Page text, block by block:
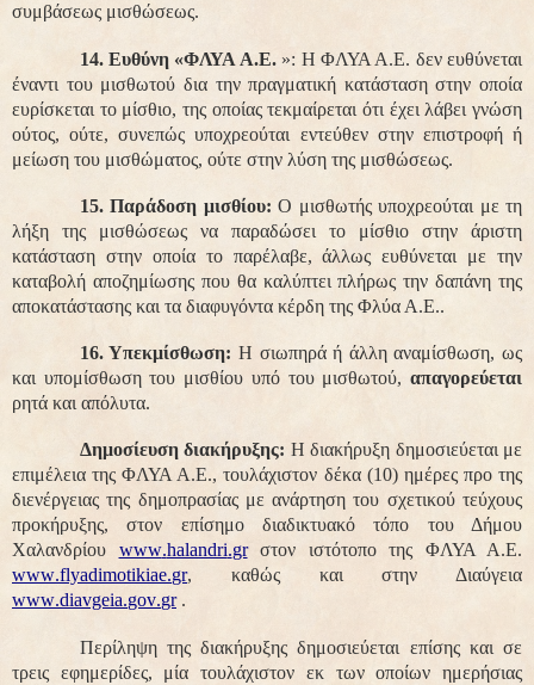
συμβάσεως μισθώσεως.
14. Ευθύνη «ΦΛΥΑ Α.Ε. »: Η ΦΛΥΑ Α.Ε. δεν ευθύνεται
έναντι του μισθωτού δια την πραγματική κατάσταση στην οποία
ευρίσκεται το μίσθιο, της οποίας τεκμαίρεται ότι έχει λάβει γνώση
ούτος, ούτε, συνεπώς υποχρεούται εντεύθεν στην επιστροφή ή
μείωση του μισθώματος, ούτε στην λύση της μισθώσεως.
15. Παράδοση μισθίου:Ο μισθωτής υποχρεούται με τη
λήξη της μισθώσεως να παραδώσει το μίσθιο στην άριστη
κατάσταση στην οποία το παρέλαβε,άλλως ευθύνεται με την
καταβολή αποζημίωσης που θα καλύπτει πλήρως την δαπάνη της
αποκατάστασης και τα διαφυγόντα κέρδη της Φλύα Α.Ε..
16. Υπεκμίσθωση: Η σιωπηρά ή άλλη αναμίσθωση, ως
και υπομίσθωση του μισθίου υπό του μισθωτού, απαγορεύεται
ρητά και απόλυτα.
Δημοσίευση διακήρυξης: Η διακήρυξη δημοσιεύεται με
επιμέλεια της ΦΛΥΑ Α.Ε., τουλάχιστον δέκα (10) ημέρες προ της
διενέργειας της δημοπρασίας με ανάρτηση του σχετικού τεύχους
προκήρυξης, στον επίσημο διαδικτυακό τόπο του Δήμου
Χαλανδρίου www.halandri.grστον ιστότοπο της ΦΛΥΑ Α.Ε.
www.flyadimotikiae.gr, καθώς και στην Διαύγεια
www.diavgeia.gov.gr.
Περίληψη της διακήρυξης δημοσιεύεται επίσης και σε
τρεις εφημερίδες, μία τουλάχιστον εκ των οποίων ημερήσιας